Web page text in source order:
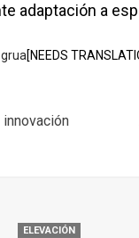
adaptación a
grua[NEEDS
ELEVACIÓN